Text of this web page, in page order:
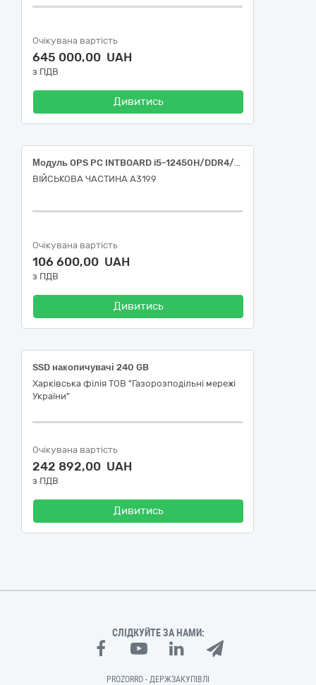
Очікувана вартість
645 000,00 UAH
з ПДВ
Дивитись
Модуль OPS PC INTBOARD i5-12450H/DDR4/16Gb/SSD 512Gb/Intel UHD для інтерактивних панелей
ВІЙСЬКОВА ЧАСТИНА А3199
Очікувана вартість
106 600,00 UAH
з ПДВ
Дивитись
SSD накопичувачі 240 GB
Харківська філія ТОВ "Газорозподільні мережі
України"
Очікувана вартість
242 892,00 UAH
з ПДВ
Дивитись
СЛІДКУЙТЕ ЗА НАМИ:
PROZORRO - ДЕРЖЗАКУПІВЛІ